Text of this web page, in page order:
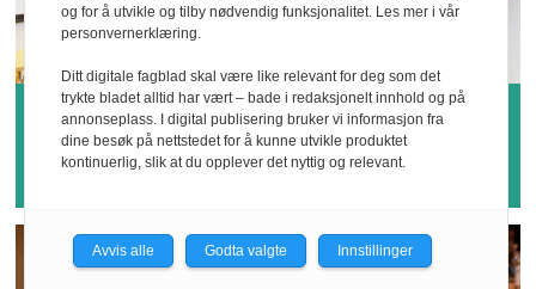
Hvem vinner årets
sykefraværspris?
og for å utvikle og tilby nødvendig funksjonalitet. Les mer i vår
personvernerklæring.
Ditt digitale fagblad skal være like relevant for deg som det
trykte bladet alltid har vært – bade i redaksjonelt innhold og på
annonseplass. I digital publisering bruker vi informasjon fra
dine besøk på nettstedet for å kunne utvikle produktet
kontinuerlig, slik at du opplever det nyttig og relevant.
Avvis alle Godta valgte Innstillinger